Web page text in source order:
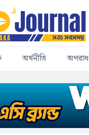
অর্থনীতি অপরাধ